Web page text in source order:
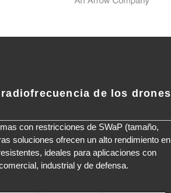
de los drones
con restricciones de SWaP (tamaño,
soluciones ofrecen un alto rendimiento en
ideales para aplicaciones con
industrial y de defensa.